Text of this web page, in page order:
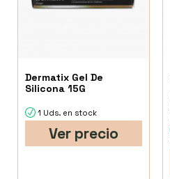
Dermatix Gel De
Silicona 15G
1 Uds. en stock
Ver precio